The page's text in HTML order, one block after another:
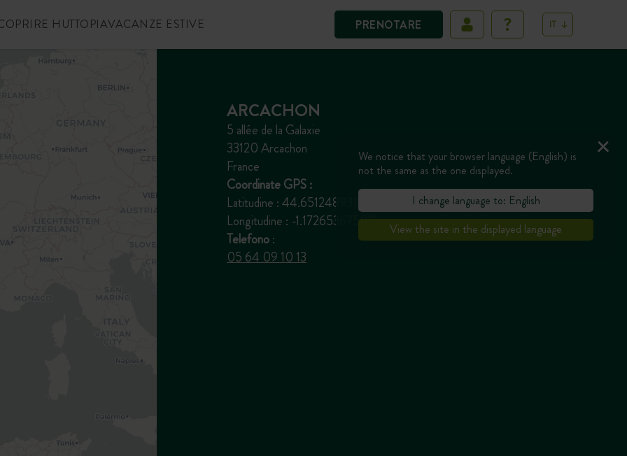
PRENOTARE
HUTTOPIAVACANZE ESTIVE IT
ARCACHON
5 allée de la Galaxie
33120 Arcachon
France
Coordinate GPS :
Latitudine : 44.65124893188
Longitudine : -1.17265367508
Telefono:
05 64 09 10 13
We notice that your browser language (English) is
not the same as the one displayed.
I change language to: English
View the site in the displayed language